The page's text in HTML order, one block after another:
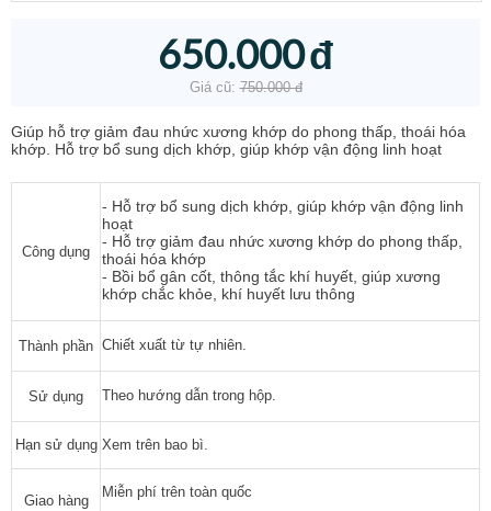
650.000đ
Giá cũ: 750.000 đ
Giúp hỗ trợ giảm đau nhức xương khớp do phong thấp, thoái hóa
khớp. Hỗ trợ bổ sung dịch khớp, giúp khớp vận động linh hoạt
Công dụng
- Hỗ trợ bổ sung dịch khớp, giúp khớp vận động linh
hoạt
- Hỗ trợ giảm đau nhức xương khớp do phong thấp,
thoái hóa khớp
- Bồi bổ gân cốt, thông tắc khí huyết, giúp xương
khớp chắc khỏe, khí huyết lưu thông
Thành phần Chiết xuất từ tự nhiên.
Sử dụng Theo hướng dẫn trong hộp.
Hạn sử dụng Xem trên bao bì.
Giao hàng
Miễn phí trên toàn quốc